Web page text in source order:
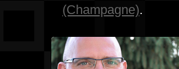
(Champagne).